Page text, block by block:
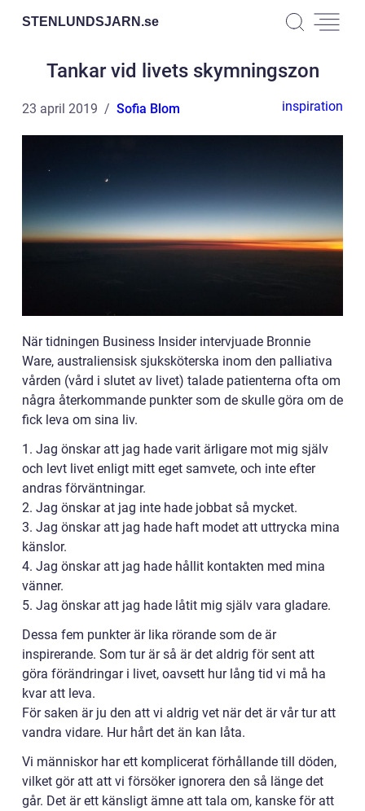
STENLUNDSJARN.se
Tankar vid livets skymningszon
23 april 2019 Sofia Blom inspiration
När tidningen Business Insider intervjuade Bronnie
Ware, australiensisk sjuksköterska inom den palliativa
vården (vård i slutet av livet) talade patienterna ofta om
några återkommande punkter som de skulle göra om de
fick leva om sina liv.
1. Jag önskar att jag hade varit ärligare mot mig själv
och levt livet enligt mitt eget samvete, och inte efter
andras förväntningar.
2. Jag önskar at jag inte hade jobbat så mycket.
3. Jag önskar att jag hade haft modet att uttrycka mina
känslor.
4. Jag önskar att jag hade hållit kontakten med mina
vänner.
5. Jag önskar att jag hade låtit mig själv vara gladare.
Dessa fem punkter är lika rörande som de är
inspirerande. Som tur är så är det aldrig för sent att
göra förändringar i livet, oavsett hur lång tid vi må ha
kvar att leva.
För saken är ju den att vi aldrig vet när det är vår tur att
vandra vidare. Hur hårt det än kan låta.
Vi människor har ett komplicerat förhållande till döden,
vilket gör att att vi försöker ignorera den så länge det
går. Det är ett känsligt ämne att tala om, kanske för att